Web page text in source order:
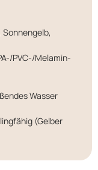
Sonnengelb,
PVC-/Melamin-
Wasser
(Gelber